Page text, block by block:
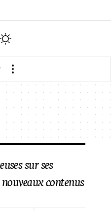
sur ses
contenus